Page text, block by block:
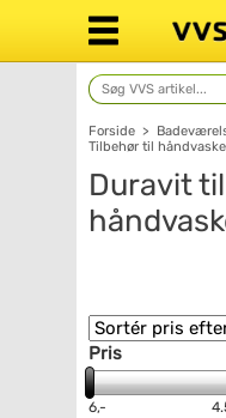
Forside >
Tilbehør til håndvaske
Duravit
Pris
6,-